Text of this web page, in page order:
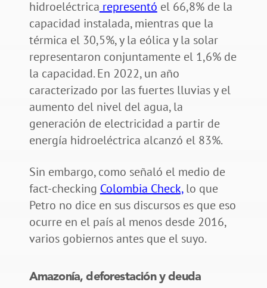
hidroeléctrica representó el 66,8% de la
capacidad instalada, mientras que la
térmica el 30,5%, y la eólica y la solar
representaron conjuntamente el 1,6% de
la capacidad. En 2022, un año
caracterizado por las fuertes lluvias y el
aumento del nivel del agua, la
generación de electricidad a partir de
energía hidroeléctrica alcanzó el 83%.
Sin embargo, como señaló el medio de
fact-checking Colombia Check,lo que
Petro no dice en sus discursos es que eso
ocurre en el país al menos desde 2016,
varios gobiernos antes que el suyo.
Amazonía, deforestación y deuda